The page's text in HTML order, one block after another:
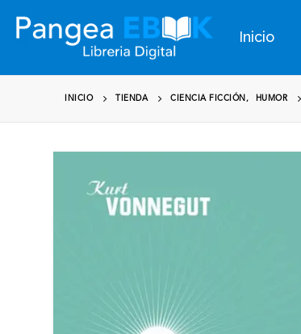
Inicio
INICIO TIENDA CIENCIA FICCIÓN , HUMOR